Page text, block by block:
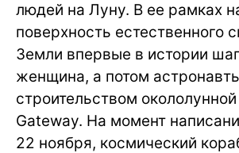
людей на Луну. В ее рамках
поверхность естественного
Земли впервые в истории
женщина, а потом
строительством
Gateway. На момент
22 ноября, космический